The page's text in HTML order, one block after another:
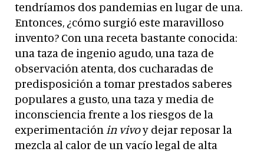
tendríamos dos pandemias en lugar de una.
Entonces, ¿cómo surgió este maravilloso
invento? Con una receta bastante conocida:
una taza de ingenio agudo, una taza de
observación atenta, dos cucharadas de
predisposición a tomar prestados saberes
populares a gusto, una taza y media de
inconsciencia frente a los riesgos de la
experimentación in vivoy dejar reposar la
mezcla al calor de un vacío legal de alta